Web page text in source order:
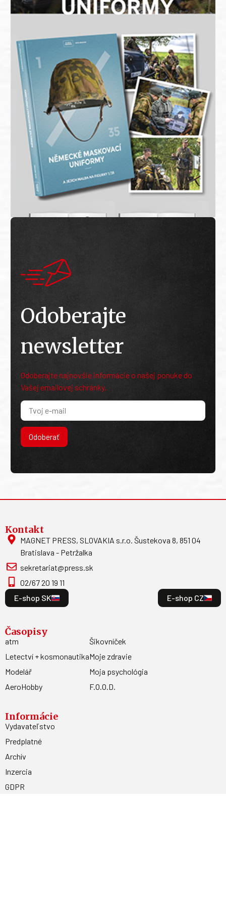
Odoberajte
newsletter
Odoberajte najnovšie informácie o našej ponuke do
Vašej emailovej schránky.
Odoberať
Kontakt
MAGNET PRESS, SLOVAKIA s.r.o. Šustekova 8, 851 04
Bratislava - Petržalka
sekretariat@press.sk
02/67 20 19 11
E-shop SK
E-shop CZ
Časopisy
atm
Letectví + kosmonautika
Modelář
AeroHobby
Šikovníček
Moje zdravie
Moja psychológia
F.O.O.D.
Informácie
Vydavateľstvo
Predplatné
Archív
Inzercia
GDPR